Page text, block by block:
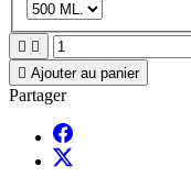
 
 Ajouter au panier
Partager